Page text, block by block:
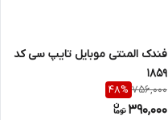
فندک المنتی موبایل تایپ سی کد
1859
756,000
48%
390,000